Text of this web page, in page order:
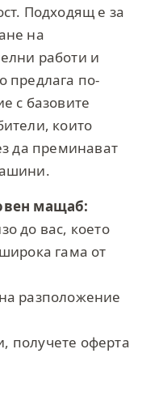
Подходящ е за
на
работи и
предлага по-
с базовите
които
да преминават
мащаб:
до вас, което
гама от
разположение
получете оферта